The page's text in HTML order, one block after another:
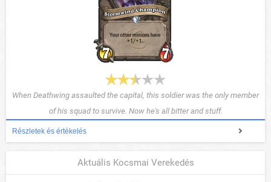
When Deathwing assaulted the capital, this soldier was the only member
of his squad to survive. Now he's all bitter and stuff.
Részletek és értékelés
Aktuális Kocsmai Verekedés